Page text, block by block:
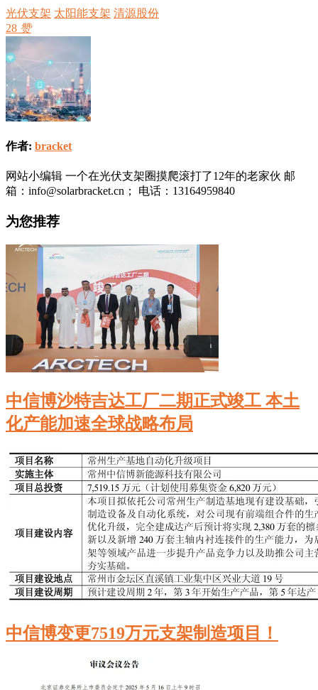
光伏支架 太阳能支架 清源股份
28 赞
作者: bracket
网站小编辑 一个在光伏支架圈摸爬滚打了12年的老家伙 邮
箱：info@solarbracket.cn； 电话：13164959840
为您推荐
中信博沙特吉达工厂二期正式竣工 本土
化产能加速全球战略布局
中信博变更7519万元支架制造项目！